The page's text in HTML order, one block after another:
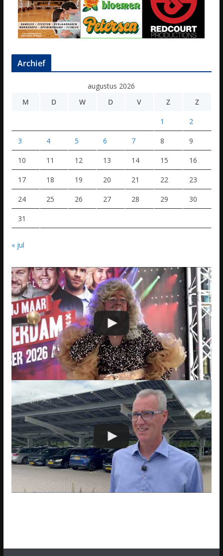
Archief
augustus 2026
M
D W D V Z Z
1 2
3 4 5 6 7 8 9
10 11 12 13 14 15 16
17 18 19 20 21 22 23
24 25 26 27 28 29 30
31
« jul